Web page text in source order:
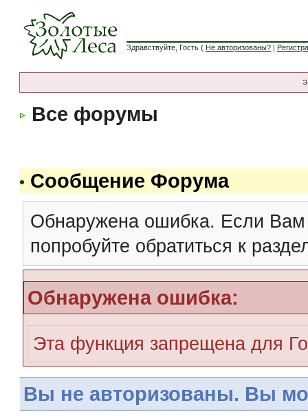
Здравствуйте, Гость ( Не авторизованы? |
Все форумы
Сообщение Форума
Обнаружена ошибка. Если
попробуйте обратиться к
Обнаружена ошибка:
Эта функция запрещена для
Вы не авторизованы. Вы